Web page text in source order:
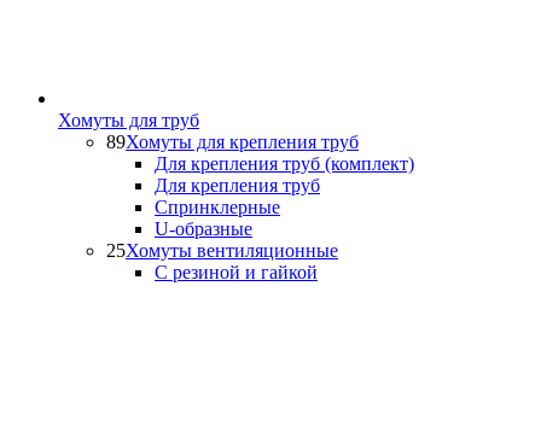
Хомуты для труб
89Хомуты для крепления труб
Для крепления труб (комплект)
Для крепления труб
Спринклерные
U-образные
25Хомуты вентиляционные
С резиной и гайкой